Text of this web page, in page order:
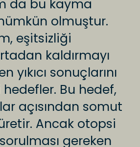
da bu kayma
olmuştur.
eşitsizliği
kaldırmayı
yıkıcı sonuçlarını
Bu hedef,
açısından somut
Ancak otopsi
gereken